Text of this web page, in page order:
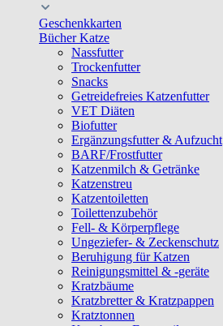
Geschenkkarten
Bücher Katze
Nassfutter
Trockenfutter
Snacks
Getreidefreies Katzenfutter
VET Diäten
Biofutter
Ergänzungsfutter & Aufzucht
BARF/Frostfutter
Katzenmilch & Getränke
Katzenstreu
Katzentoiletten
Toilettenzubehör
Fell- & Körperpflege
Ungeziefer- & Zeckenschutz
Beruhigung für Katzen
Reinigungsmittel & -geräte
Kratzbäume
Kratzbretter & Kratzpappen
Kratztonnen